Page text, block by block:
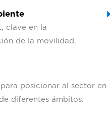
clave en la
de la movilidad.
posicionar al sector en
diferentes ámbitos.